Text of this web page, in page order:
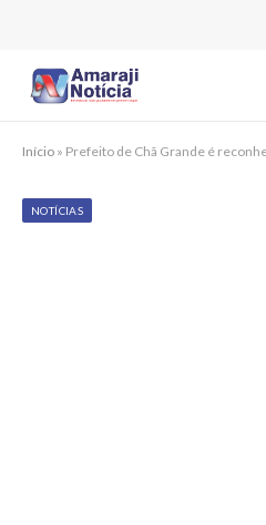
Início » Prefeito de Chã Grande é reconhecido
NOTÍCIAS